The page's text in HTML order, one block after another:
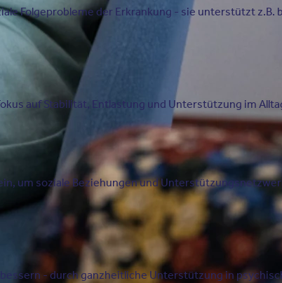
Folgeprobleme der Erkrankung - sie unterstützt z.B.
auf Stabilität, Entlastung und Unterstützung im
um soziale Beziehungen und
- durch ganzheitliche Unterstützung in